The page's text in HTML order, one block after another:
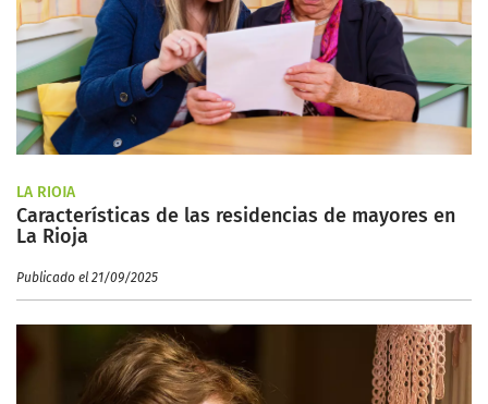
LA RIOJA
Características de las residencias de mayores en
La Rioja
Publicado el 21/09/2025